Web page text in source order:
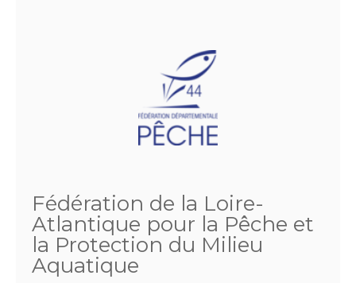
Fédération de la Loire-
Atlantique pour la Pêche et
la Protection du Milieu
Aquatique